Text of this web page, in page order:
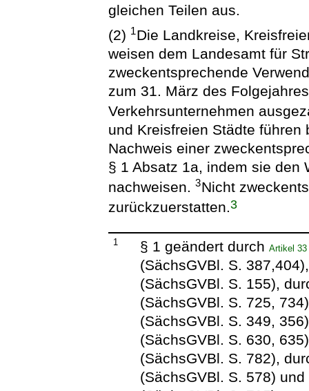
gleichen Teilen aus.
(2) 1Die Landkreise,
weisen dem Landesamt für
zweckentsprechende
zum 31. März des
Verkehrsunternehmen
und Kreisfreien Städte
Nachweis einer
§ 1 Absatz 1a, indem sie den
nachweisen.3Nicht
zurückzuerstatten.3
1 § 1 geändert durchArtikel
(SächsGVBl. S.
(SächsGVBl. S. 155),
(SächsGVBl. S. 725,
(SächsGVBl. S. 349,
(SächsGVBl. S. 630,
(SächsGVBl. S. 782),
(SächsGVBl. S. 578)